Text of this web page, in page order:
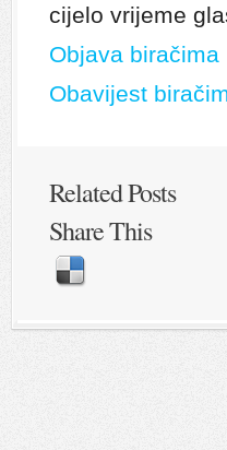
cijelo vrijeme
Objava biračima
Obavijest
Related Posts
Share This